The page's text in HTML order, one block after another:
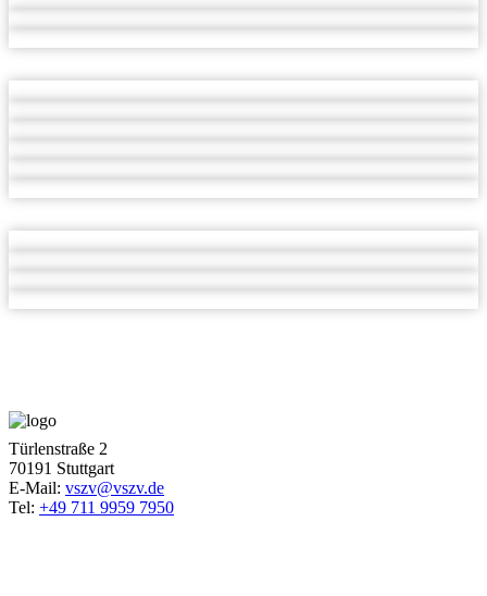
Türlenstraße 2
70191 Stuttgart
E-Mail: vszv@vszv.de
Tel: +49 711 9959 7950